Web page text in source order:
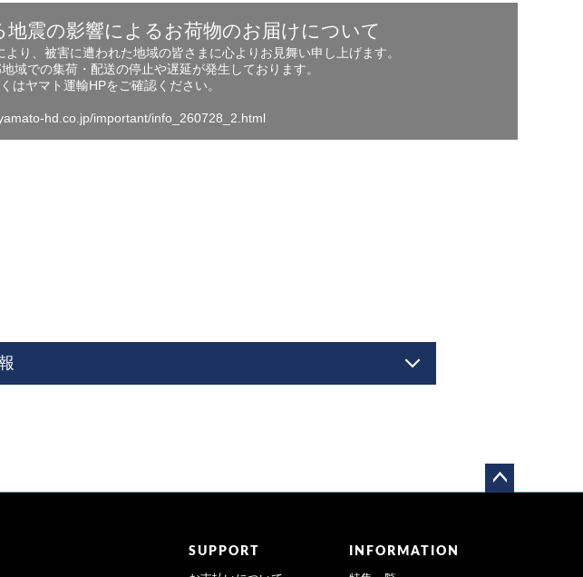
地震の影響によるお荷物のお届けについて
り、被害に遭われた地域の皆さまに心よりお見舞い申し上げます。
域での集荷・配送の停止や遅延が発生しております。
はヤマト運輸HPをご確認ください。
hd.co.jp/important/info_260728_2.html
SUPPORT INFORMATION